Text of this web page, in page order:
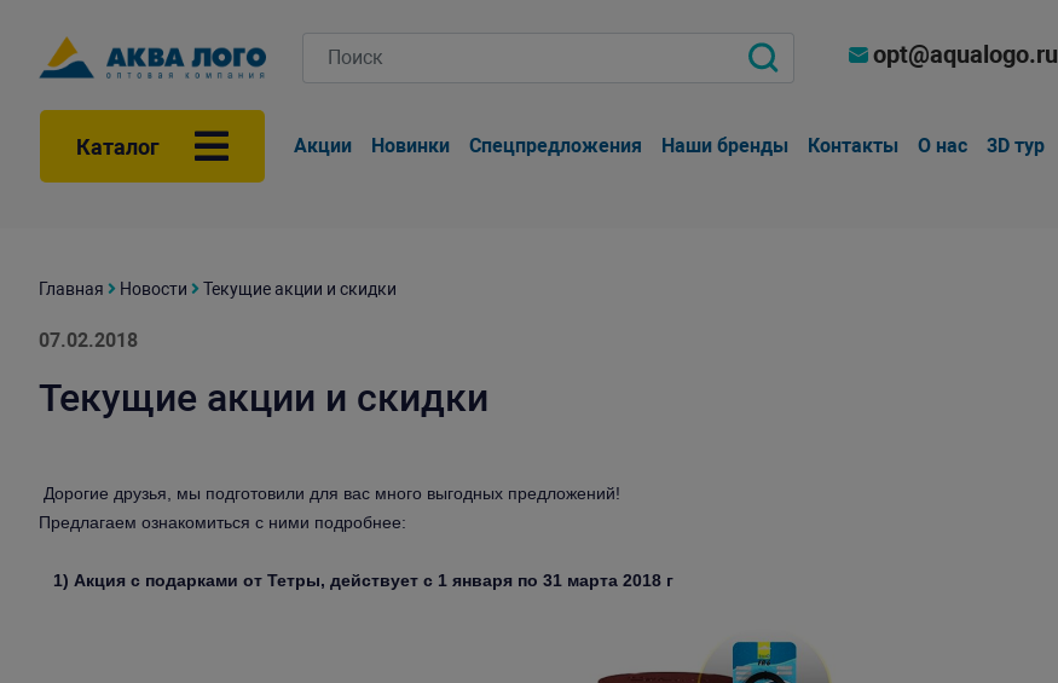
opt@aqualogo.ru
Каталог Акции Новинки Спецпредложения Наши бренды Контакты О нас 3D тур
Главная Новости Текущие акции и скидки
07.02.2018
Текущие акции и скидки
Дорогие друзья, мы подготовили для вас много выгодных предложений!
Предлагаем ознакомиться с ними подробнее:
1) Акция с подарками от Тетры, действует с 1 января по 31 марта 2018 г